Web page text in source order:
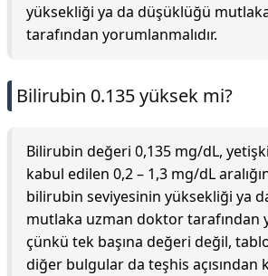
yüksekliği ya da düşüklüğü
tarafından yorumlanmalıdır.
Bilirubin 0.135 yüksek mi?
Bilirubin değeri 0,135 mg/dL,
kabul edilen 0,2 – 1,3 mg/dL
bilirubin seviyesinin yüksekliği ya
mutlaka uzman doktor tarafından
çünkü tek başına değeri değil,
diğer bulgular da teşhis